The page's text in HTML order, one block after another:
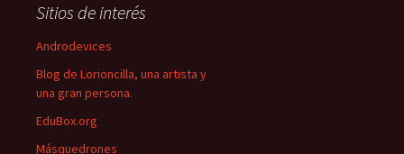
Sitios de interés
Androdevices
Blog de Lorioncilla, una artista y
una gran persona.
EduBox.org
Másquedrones